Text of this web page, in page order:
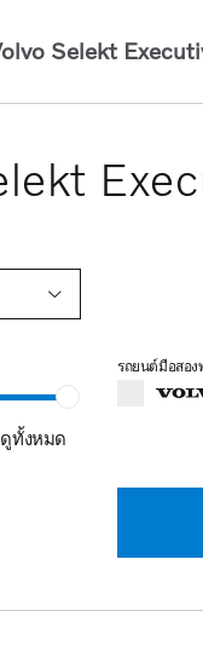
Selekt
รถยนต์มือสอง
ดูทั้งหมด